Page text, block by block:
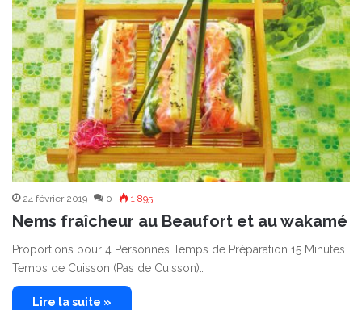
24 février 2019 0 1 895
Nems fraîcheur au Beaufort et au wakamé
Proportions pour 4 Personnes Temps de Préparation 15 Minutes
Temps de Cuisson (Pas de Cuisson)…
Lire la suite »